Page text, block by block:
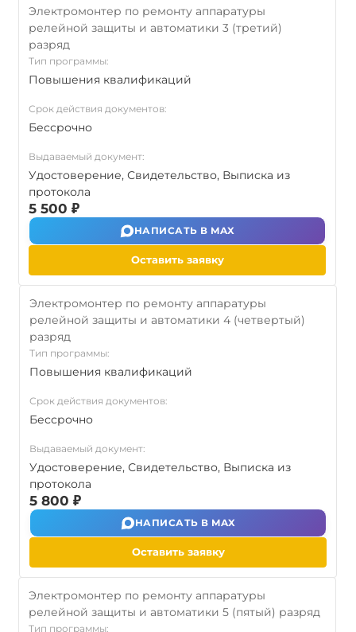
Электромонтер по ремонту аппаратуры
релейной защиты и автоматики 3 (третий)
разряд
Тип программы:
Повышения квалификаций
Срок действия документов:
Бессрочно
Выдаваемый документ:
Удостоверение, Свидетельство, Выписка из
протокола
5 500 ₽
НАПИСАТЬ В MAX
Оставить заявку
Электромонтер по ремонту аппаратуры
релейной защиты и автоматики 4 (четвертый)
разряд
Тип программы:
Повышения квалификаций
Срок действия документов:
Бессрочно
Выдаваемый документ:
Удостоверение, Свидетельство, Выписка из
протокола
5 800 ₽
НАПИСАТЬ В MAX
Оставить заявку
Электромонтер по ремонту аппаратуры
релейной защиты и автоматики 5 (пятый) разряд
Тип программы: